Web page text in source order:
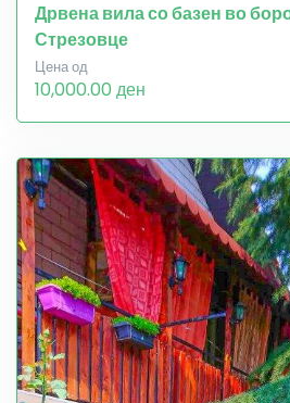
Дрвена вила со базен во
Стрезовце
Цена од
10,000.00 ден